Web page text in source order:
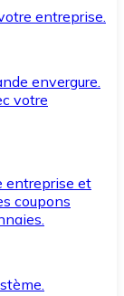
entreprise.
envergure.
votre
entreprise et
coupons